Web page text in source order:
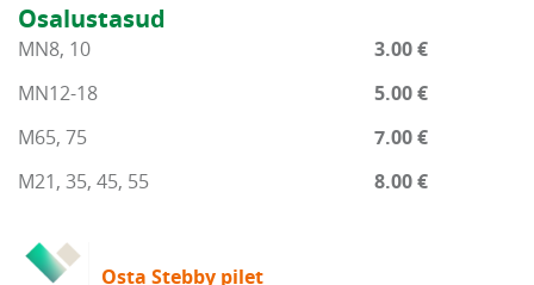
Osalustasud
MN8, 10
3.00 €
MN12-18
5.00 €
M65, 75
7.00 €
M21, 35, 45, 55
8.00 €
Osta Stebby pilet